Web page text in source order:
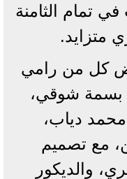
تمام الثامنة
متزايد.
كل من رامي
بسمة شوقي،
دياب،
مع تصميم
والديكور